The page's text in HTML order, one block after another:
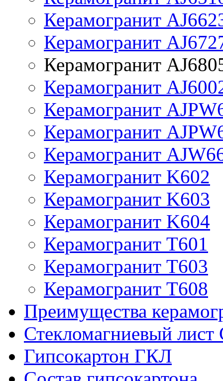
Керамогранит
Керамогранит
Керамогранит
Керамогранит
Керамогранит
Керамогранит
Керамогранит
Керамогранит K602
Керамогранит K603
Керамогранит K604
Керамогранит T601
Керамогранит T603
Керамогранит T608
Преимущества
Стекломагниевый
Гипсокартон ГКЛ